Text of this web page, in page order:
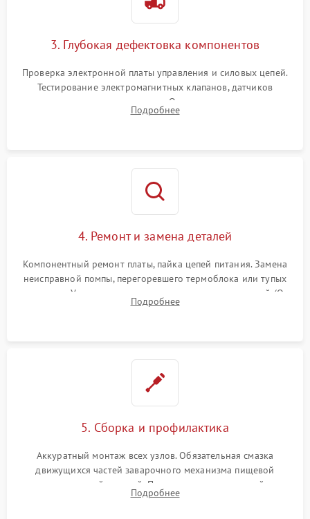
3. Глубокая дефектовка компонентов
Проверка электронной платы управления и силовых цепей.
Тестирование электромагнитных клапанов, датчиков
температуры и расходомера. Оценка степени износа
жерновов кофемолки, уплотнительных колец гидросистемы
Подробнее
4. Ремонт и замена деталей
Компонентный ремонт платы, пайка цепей питания. Замена
неисправной помпы, перегоревшего термоблока или тупых
жерновов. Установка новых силиконовых уплотнителей (O-
ring) и тефлоновых трубок для надежного устранения
Подробнее
5. Сборка и профилактика
Аккуратный монтаж всех узлов. Обязательная смазка
движущихся частей заварочного механизма пищевой
силиконовой смазкой. Проведение программной
декальцинации и очистки системы от кофейных масел.
Подробнее